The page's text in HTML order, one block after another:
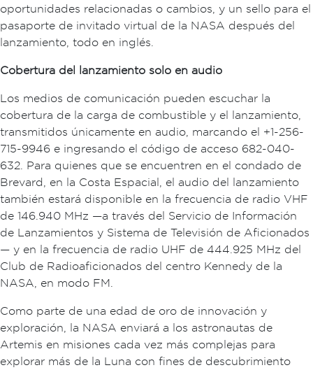
oportunidades relacionadas o cambios, y un sello para el
pasaporte de invitado virtual de la NASA después del
lanzamiento, todo en inglés.
Cobertura del lanzamiento solo en audio
Los medios de comunicación pueden escuchar la
cobertura de la carga de combustible y el lanzamiento,
transmitidos únicamente en audio, marcando el +1-256-
715-9946 e ingresando el código de acceso 682-040-
632. Para quienes que se encuentren en el condado de
Brevard, en la Costa Espacial, el audio del lanzamiento
también estará disponible en la frecuencia de radio VHF
de 146.940 MHz —a través del Servicio de Información
de Lanzamientos y Sistema de Televisión de Aficionados
— y en la frecuencia de radio UHF de 444.925 MHz del
Club de Radioaficionados del centro Kennedy de la
NASA, en modo FM.
Como parte de una edad de oro de innovación y
exploración, la NASA enviará a los astronautas de
Artemis en misiones cada vez más complejas para
explorar más de la Luna con fines de descubrimiento